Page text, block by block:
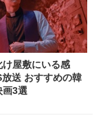
け屋敷にいる感
送 おすすめの韓
画3選